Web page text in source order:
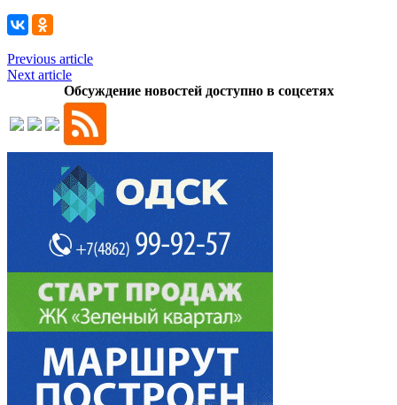
Previous article
Next article
Обсуждение новостей доступно в соцсетях